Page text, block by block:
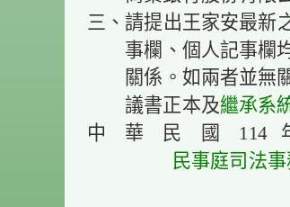
三、請提出王家安最新
事欄、個人記事欄
關係。如兩者並無
議書正本及繼承系
中 華 民 國 114
民事庭司法